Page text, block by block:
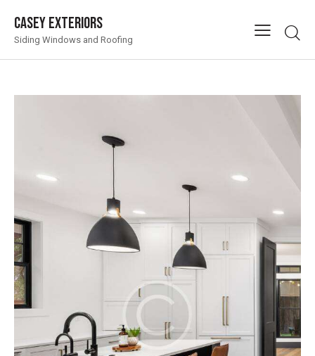
Casey Exteriors
Siding Windows and Roofing